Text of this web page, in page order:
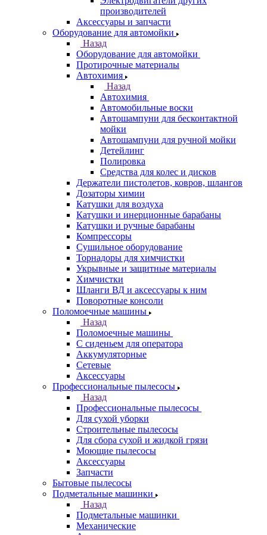
производителей
Аксессуары и запчасти
Оборудование для автомойки
Назад
Оборудование для автомойки
Протирочные материалы
Автохимия
Назад
Автохимия
Автомобильные воски
Автошампуни для бесконтактной
мойки
Автошампуни для ручной мойки
Детейлинг
Полировка
Средства для колес и дисков
Держатели пистолетов, ковров, шлангов
Дозаторы химии
Катушки для воздуха
Катушки и инерционные барабаны
Катушки и ручные барабаны
Компрессоры
Сушильное оборудование
Торнадоры для химчистки
Укрывные и защитные материалы
Химчистки
Шланги ВД и аксессуары к ним
Поворотные консоли
Поломоечные машины
Назад
Поломоечные машины
С сиденьем для оператора
Аккумуляторные
Сетевые
Аксессуары
Профессиональные пылесосы
Назад
Профессиональные пылесосы
Для сухой уборки
Строительные пылесосы
Для сбора сухой и жидкой грязи
Моющие пылесосы
Аксессуары
Запчасти
Бытовые пылесосы
Подметальные машинки
Назад
Подметальные машинки
Механические